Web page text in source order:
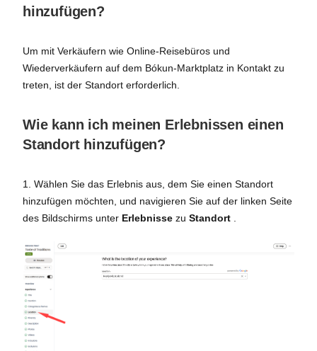
hinzufügen?
Um mit Verkäufern wie Online-Reisebüros und
Wiederverkäufern auf dem Bókun-Marktplatz in Kontakt zu
treten, ist der Standort erforderlich.
Wie kann ich meinen Erlebnissen einen
Standort hinzufügen?
1. Wählen Sie das Erlebnis aus, dem Sie einen Standort
hinzufügen möchten, und navigieren Sie auf der linken Seite
des Bildschirms unter Erlebnisse zu Standort